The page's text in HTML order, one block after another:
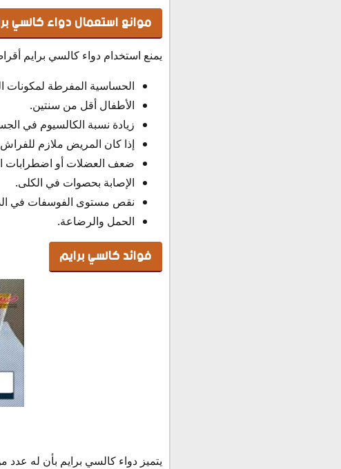
موانع استعمال دواء كالسي
يمنع استخدام دواء كالسي برايم
الحساسية المفرطة لمكونات
الأطفال أقل من سنتين.
زيادة نسبة الكالسيوم في
إذا كان المريض ملازم
ضعف العضلات أو اضطرابات
الإصابة بحصوات في الكلى.
نقص مستوى الفوسفات في
الحمل والرضاعة.
فوائد كالسي برايم
يتميز دواء كالسي برايم بأن له عدد